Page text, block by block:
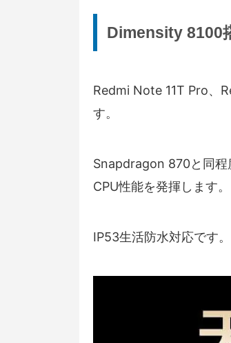
Dimensity 8100
Redmi Note 11T Pro、
す。
Snapdragon 870と同程
CPU性能を発揮します。
IP53生活防水対応です。